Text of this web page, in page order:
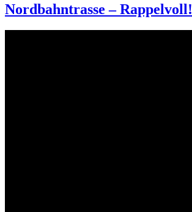
Nordbahntrasse – Rappelvoll!